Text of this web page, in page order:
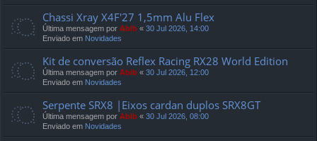
Chassi Xray X4F'27 1,5mm Alu Flex
Última mensagem por Abib « 30 Jul 2026, 14:00
Enviado em Novidades
Kit de conversão Reflex Racing RX28 World Edition
Última mensagem por Abib « 30 Jul 2026, 12:00
Enviado em Novidades
Serpente SRX8 |Eixos cardan duplos SRX8GT
Última mensagem por Abib « 30 Jul 2026, 08:00
Enviado em Novidades